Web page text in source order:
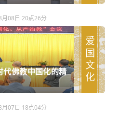
08日 20点26分
代佛教中国化的精
爱国文化
07日 18点04分